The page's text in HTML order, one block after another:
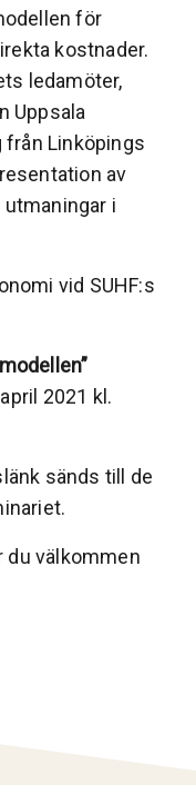
för
kostnader.
ledamöter,
Uppsala
från Linköpings
av
i
vid SUHF:s
2021 kl.
sänds till de
du välkommen